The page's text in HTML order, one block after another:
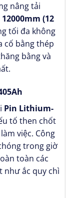
nâng tải
12000mm (12
tối đa không
cố bằng thép
bằng và
Pin Lithium-
tố then chốt
việc. Công
trong giờ
toàn các
như ắc quy chì